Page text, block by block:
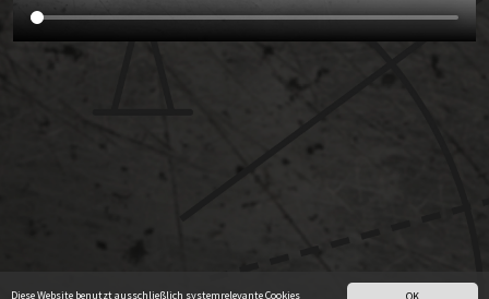
Diese Website benutzt ausschließlich systemrelevante Cookies